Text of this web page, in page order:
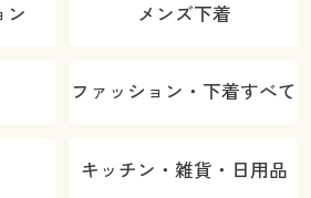
ン メンズ下着
ファッション・下着すべて
キッチン・雑貨・日用品